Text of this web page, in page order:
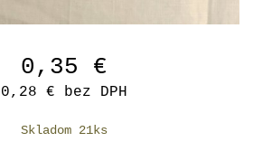
0,35 €
0,28 € bez DPH
Skladom 21ks